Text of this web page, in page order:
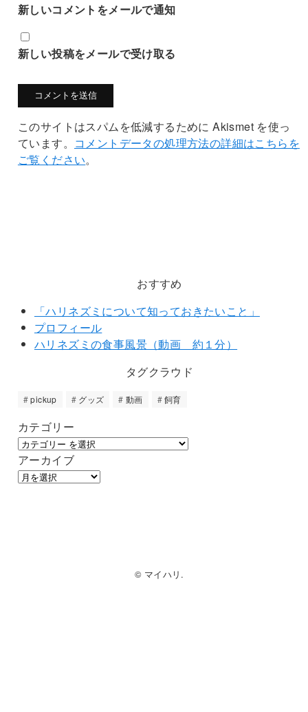
新しいコメントをメールで通知
新しい投稿をメールで受け取る
このサイトはスパムを低減するために Akismet を使っ
ています。 コメントデータの処理方法の詳細はこちらを
ご覧ください。
おすすめ
「ハリネズミについて知っておきたいこと」
プロフィール
ハリネズミの食事風景（動画 約１分）
タグクラウド
pickup グッズ 動画 飼育
カテゴリー
アーカイブ
© マイハリ.